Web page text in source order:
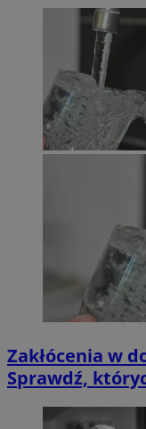
Zakłócenia w
Sprawdź,